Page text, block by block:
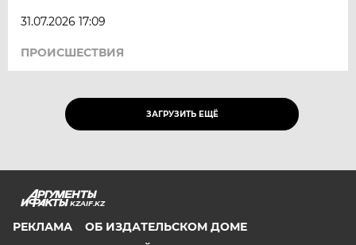
31.07.2026 17:09
ПРОИСШЕСТВИЯ
ЗАГРУЗИТЬ ЕЩЁ
KZAIF.KZ
РЕКЛАМА
ОБ ИЗДАТЕЛЬСКОМ ДОМЕ